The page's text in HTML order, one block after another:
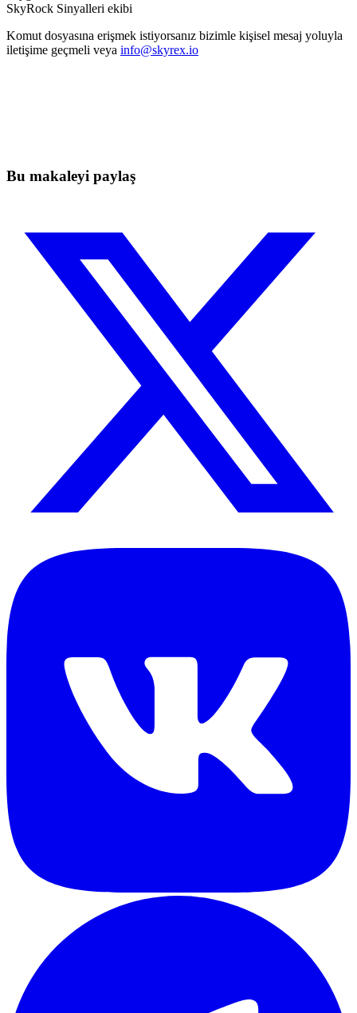
SkyRock Sinyalleri ekibi
Komut dosyasına erişmek istiyorsanız bizimle kişisel mesaj yoluyla
iletişime geçmeli veya info@skyrex.io
Bu makaleyi paylaş